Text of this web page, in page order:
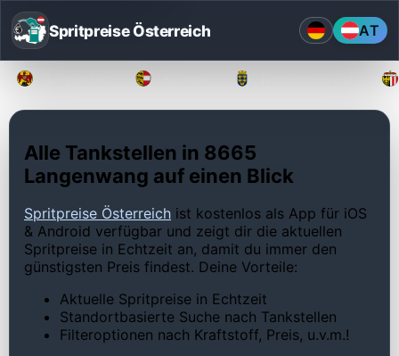
Spritpreise Österreich AT
Alle Tankstellen in 8665
Langenwang auf einen Blick
Spritpreise Österreich ist kostenlos als App für iOS
& Android verfügbar und zeigt dir die aktuellen
Spritpreise in Echtzeit an, damit du immer den
günstigsten Preis findest. Deine Vorteile:
Aktuelle Spritpreise in Echtzeit
Standortbasierte Suche nach Tankstellen
Filteroptionen nach Kraftstoff, Preis, u.v.m.!